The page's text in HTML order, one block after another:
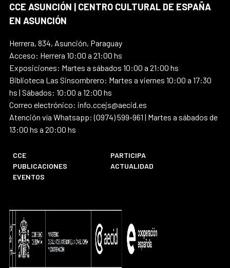
CCE ASUNCIÓN | CENTRO CULTURAL DE ESPAÑA
EN ASUNCIÓN
Herrera, 834, Asunción, Paraguay
Acceso: Herrera 10:00 a 21:00 hs
Exposiciones: Martes a sábados 10:00 a 21:00 hs
Biblioteca Las Sinsombrero: Martes a viernes 10:00 a 17:30
hs | Sábados: 10:00 a 12:00 hs
Correo electrónico: info.ccejs@aecid.es
Atención vía Whatsapp: (0974) 599-961 | Martes a sábados de
13:00 hs a 20:00 hs
CCE
PARTICIPA
PUBLICACIONES
ACTUALIDAD
EVENTOS